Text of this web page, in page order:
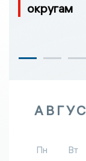
округам
Пн Вт